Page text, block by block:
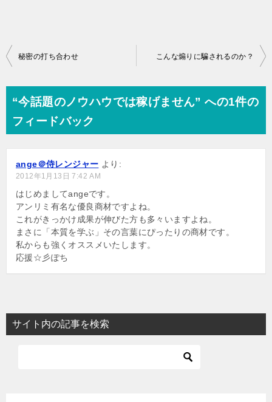
投
ゲ
シ
ョ
ン
秘密の打ち合わせ こんな煽りに騙されるのか？
“今話題のノウハウでは稼げません” への1件の
フィードバック
ange＠侍レンジャー より:
2012年1月13日 7:42 AM
はじめましてangeです。
アンリミ有名な優良商材ですよね。
これがきっかけ成果が伸びた方も多々いますよね。
まさに「本質を学ぶ」その言葉にぴったりの商材です。
私からも強くオススメいたします。
応援☆彡ぽち
サイト内の記事を検索